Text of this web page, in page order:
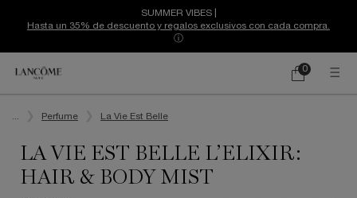
SUMMER VIBES |
Hasta un 35% de descuento y regalos exclusivos con cada compra.
ⓘ
Mi
0
0 producto
Perfume La Vie Est Belle
LA VIE EST BELLE L’ELIXIR:
HAIR & BODY MIST